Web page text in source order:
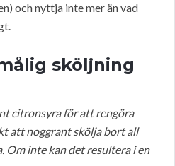
och nyttja inte mer än vad
sköljning
citronsyra för att rengöra
att noggrant skölja bort all
Om inte kan det resultera i en